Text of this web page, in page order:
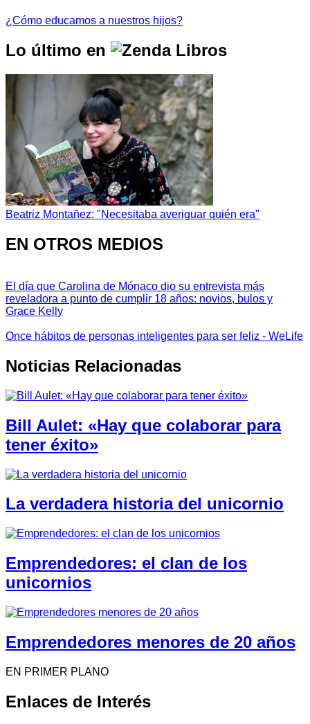
¿Cómo educamos a nuestros hijos?
Lo último en
Beatriz Montañez: "Necesitaba averiguar quién era"
EN OTROS MEDIOS
El día que Carolina de Mónaco dio su entrevista más
reveladora a punto de cumplir 18 años: novios, bulos y
Grace Kelly
Once hábitos de personas inteligentes para ser feliz - WeLife
Noticias Relacionadas
Bill Aulet: «Hay que colaborar para
tener éxito»
La verdadera historia del unicornio
Emprendedores: el clan de los
unicornios
Emprendedores menores de 20 años
EN PRIMER PLANO
Enlaces de Interés